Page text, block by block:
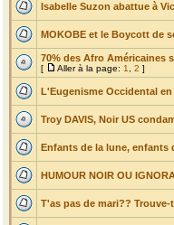
Isabelle Suzon abattue à
MOKOBE et le Boycott de
70% des Afro Américaines
[ Aller à la page: 1 2 ]
L'Eugenisme Occidental
Troy DAVIS, Noir US
Enfants de la lune, enfants
HUMOUR NOIR OU
T'as pas de mari??